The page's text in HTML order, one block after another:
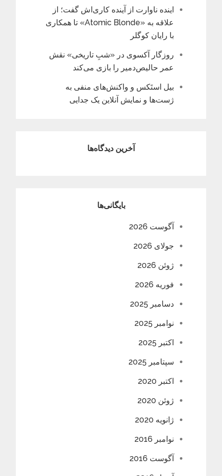
اینده ناوارت از آینده کاری‌اش گفت؛ از
علاقه به «Atomic Blonde» تا همکاری
با رایان کوگلر
روزگار آکسوی در «شبِ تاریخی» نقش
عمر حالیص‌دمیر را بازی می‌کند
بیل استَکس و واکنش‌های منفی به
ژست‌ها و نمایش آنلاین یک جدایی
آخرین دیدگاه‌ها
بایگانی‌ها
آگوست 2026
جولای 2026
ژوئن 2026
فوریه 2026
دسامبر 2025
نوامبر 2025
اکتبر 2025
سپتامبر 2025
اکتبر 2020
ژوئن 2020
ژانویه 2020
نوامبر 2016
آگوست 2016